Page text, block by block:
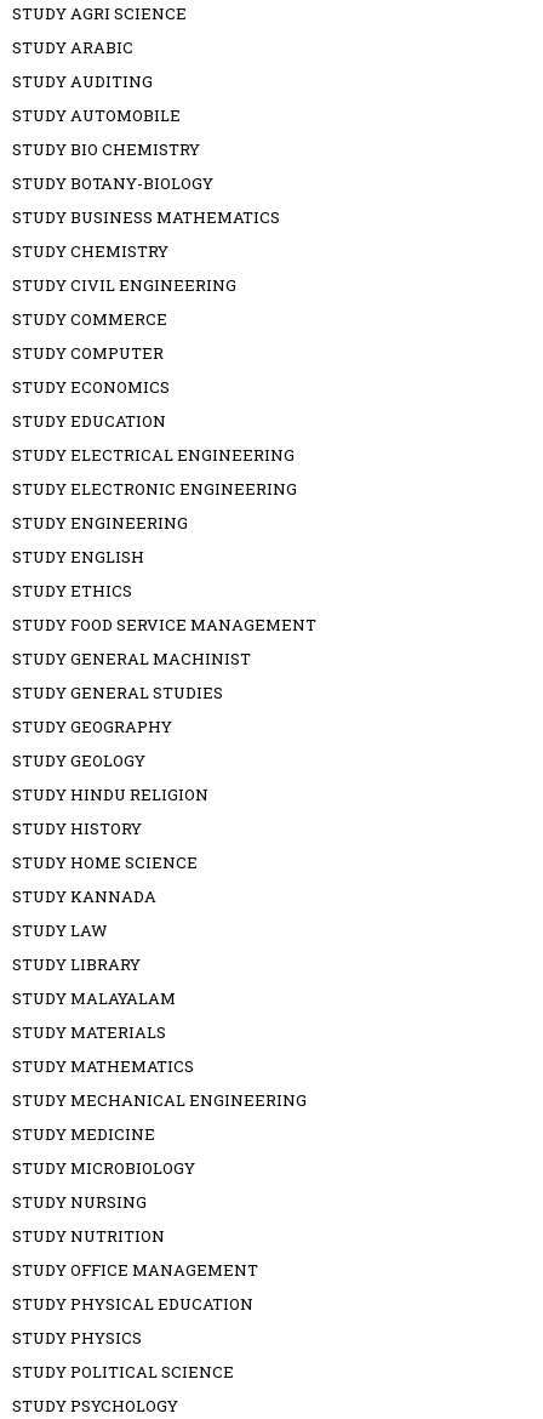
STUDY AGRI SCIENCE
STUDY ARABIC
STUDY AUDITING
STUDY AUTOMOBILE
STUDY BIO CHEMISTRY
STUDY BOTANY-BIOLOGY
STUDY BUSINESS MATHEMATICS
STUDY CHEMISTRY
STUDY CIVIL ENGINEERING
STUDY COMMERCE
STUDY COMPUTER
STUDY ECONOMICS
STUDY EDUCATION
STUDY ELECTRICAL ENGINEERING
STUDY ELECTRONIC ENGINEERING
STUDY ENGINEERING
STUDY ENGLISH
STUDY ETHICS
STUDY FOOD SERVICE MANAGEMENT
STUDY GENERAL MACHINIST
STUDY GENERAL STUDIES
STUDY GEOGRAPHY
STUDY GEOLOGY
STUDY HINDU RELIGION
STUDY HISTORY
STUDY HOME SCIENCE
STUDY KANNADA
STUDY LAW
STUDY LIBRARY
STUDY MALAYALAM
STUDY MATERIALS
STUDY MATHEMATICS
STUDY MECHANICAL ENGINEERING
STUDY MEDICINE
STUDY MICROBIOLOGY
STUDY NURSING
STUDY NUTRITION
STUDY OFFICE MANAGEMENT
STUDY PHYSICAL EDUCATION
STUDY PHYSICS
STUDY POLITICAL SCIENCE
STUDY PSYCHOLOGY